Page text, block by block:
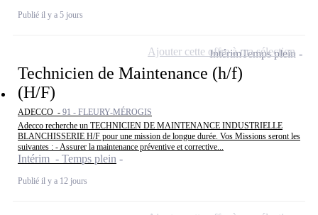
Publié il y a 5 jours
Technicien de Maintenance (h/f)
(H/F)
ADECCO - 91 - FLEURY-MÉROGIS
Adecco recherche un TECHNICIEN DE MAINTENANCE INDUSTRIELLE
BLANCHISSERIE H/F pour une mission de longue durée. Vos Missions seront les
suivantes : - Assurer la maintenance préventive et corrective...
Intérim - Temps plein
Publié il y a 12 jours
IntérimTemps plein
Ajouter cette offre à ma sélection